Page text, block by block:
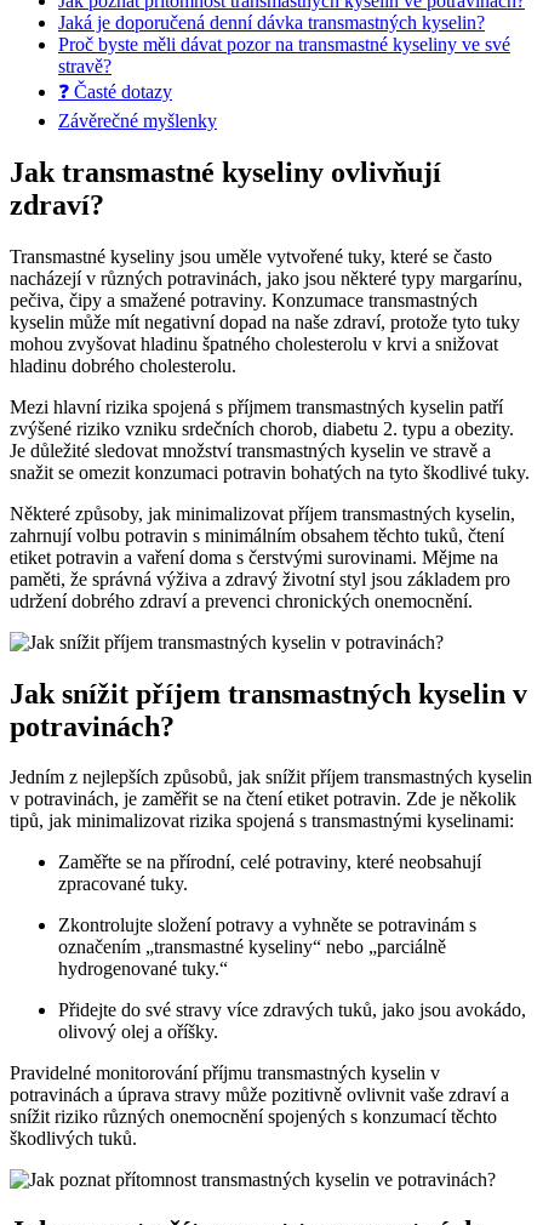
Jaká je doporučená denní dávka transmastných kyselin?
Proč byste měli dávat pozor na transmastné kyseliny ve své
stravě?
❓ Časté dotazy
Závěrečné myšlenky
Jak transmastné kyseliny ovlivňují
zdraví?
Transmastné kyseliny jsou uměle vytvořené tuky, které se často
nacházejí v různých potravinách, jako jsou některé typy margarínu,
pečiva, čipy a smažené potraviny. Konzumace transmastných
kyselin může mít negativní dopad na naše zdraví, protože tyto tuky
mohou zvyšovat hladinu špatného cholesterolu v krvi a snižovat
hladinu dobrého cholesterolu.
Mezi hlavní rizika spojená s příjmem transmastných kyselin patří
zvýšené riziko vzniku srdečních chorob, diabetu 2. typu a obezity.
Je důležité sledovat množství transmastných kyselin ve stravě a
snažit se omezit konzumaci potravin bohatých na tyto škodlivé tuky.
Některé způsoby, jak minimalizovat příjem transmastných kyselin,
zahrnují volbu potravin s minimálním obsahem těchto tuků, čtení
etiket potravin a vaření doma s čerstvými surovinami. Mějme na
paměti, že správná výživa a zdravý životní styl jsou základem pro
udržení dobrého zdraví a prevenci chronických onemocnění.
Jak snížit příjem transmastných kyselin v
potravinách?
Jedním z nejlepších způsobů, jak snížit příjem transmastných kyselin
v potravinách, je zaměřit se na čtení etiket potravin. Zde je několik
tipů, jak minimalizovat rizika spojená s transmastnými kyselinami:
Zaměřte se na přírodní, celé potraviny, které neobsahují
zpracované tuky.
Zkontrolujte složení potravy a vyhněte se potravinám s
označením „transmastné kyseliny“ nebo „parciálně
hydrogenované tuky.“
Přidejte do své stravy více zdravých tuků, jako jsou avokádo,
olivový olej a oříšky.
Pravidelné monitorování příjmu transmastných kyselin v
potravinách a úprava stravy může pozitivně ovlivnit vaše zdraví a
snížit riziko různých onemocnění spojených s konzumací těchto
škodlivých tuků.